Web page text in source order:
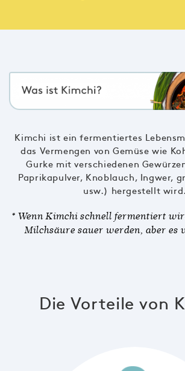
Kimchi ist ein fermentiertes
das Vermengen von Gemüse wie
Gurke mit verschiedenen
Paprikapulver, Knoblauch, Ingwer,
usw.) hergestellt wird.
* Wenn Kimchi schnell fermentiert
Milchsäure sauer werden, aber es
Die Vorteile von